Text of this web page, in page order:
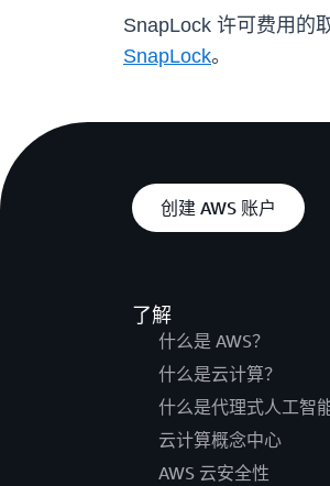
SnapLock 许可费用的
SnapLock。
创建 AWS 账户
了解
什么是 AWS？
什么是云计算？
什么是代理式人工智
云计算概念中心
AWS 云安全性